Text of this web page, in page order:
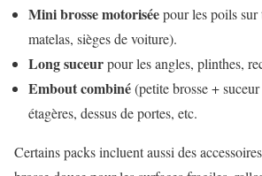
Mini brosse motoriséepour les poils sur
matelas, sièges de voiture).
Long suceurpour les angles, plinthes,
Embout combiné(petite brosse +
étagères, dessus de portes, etc.
Certains packs incluent aussi des